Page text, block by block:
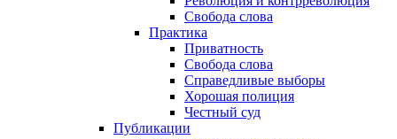
Свобода слова
Практика
Приватность
Свобода слова
Справедливые выборы
Хорошая полиция
Честный суд
Публикации